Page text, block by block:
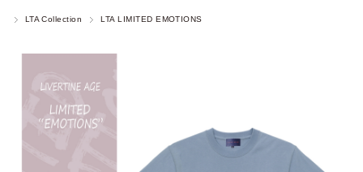
LTA Collection LTA LIMITED EMOTIONS